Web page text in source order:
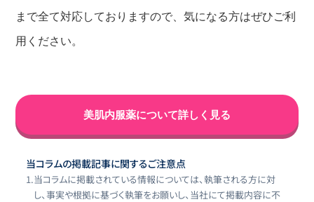
まで全て対応しておりますので、気になる方はぜひご利
用ください。
美肌内服薬について詳しく見る
当コラムの掲載記事に関するご注意点
1.当コラムに掲載されている情報については、執筆される方に対
し、事実や根拠に基づく執筆をお願いし、当社にて掲載内容に不